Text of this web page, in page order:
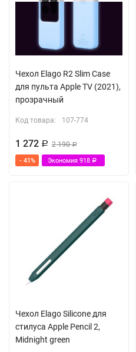
Чехол Elago R2 Slim Case
для пульта Apple TV (2021),
прозрачный
Код товара: 107-774
1 272 Р 2 190Р
- 41% Экономия 918 Р
Чехол Elago Silicone для
стилуса Apple Pencil 2,
Midnight green